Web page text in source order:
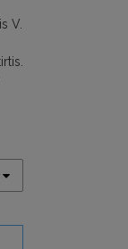
V.